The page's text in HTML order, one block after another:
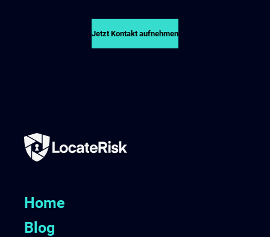
Jetzt Kontakt aufnehmen
Home
Blog